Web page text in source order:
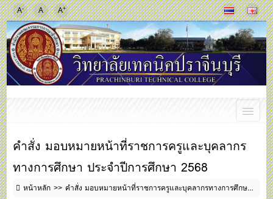
A- A A+
คำสั่ง มอบหมายหน้าที่ราชการครูและบุคลากร
ทางการศึกษา ประจำปีการศึกษา 2568
หน้าหลัก คำสั่ง มอบหมายหน้าที่ราชการครูและบุคลากรทางการศึกษา ประจำปีการศึกษา 2568